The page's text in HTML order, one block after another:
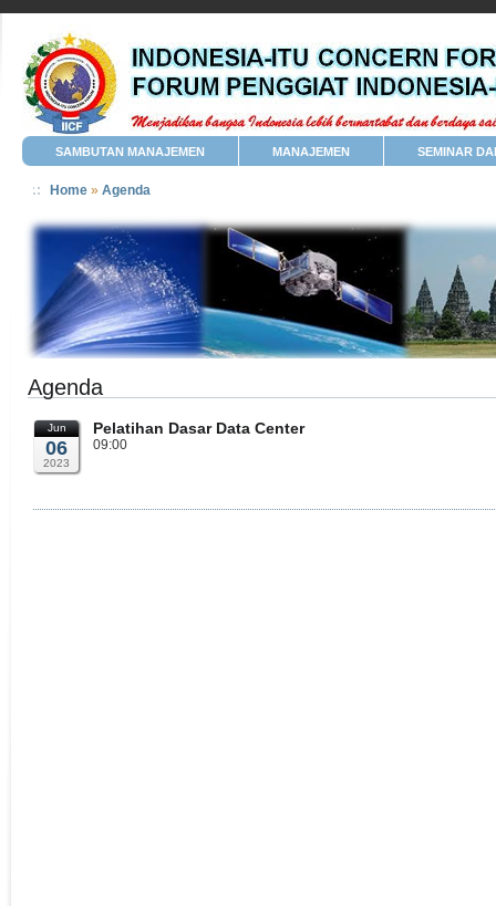
SAMBUTAN MANAJEMEN MANAJEMEN SEMINAR
Home » Agenda
Agenda
Jun
06
2023
Pelatihan Dasar Data Center
09:00